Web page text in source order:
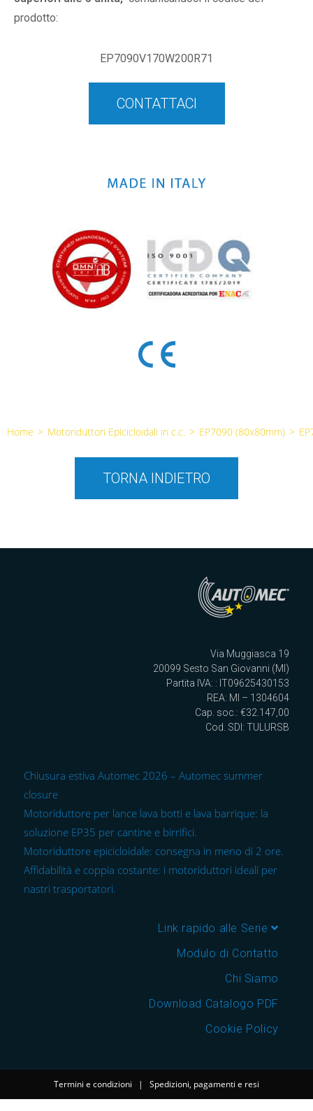
prodotto:
EP7090V170W200R71
CONTATTACI
Home > Motoriduttori Epicicloidali in c.c. > EP7090 (80x80mm) >
TORNA INDIETRO
Via Muggiasca 19
20099 Sesto San Giovanni (MI)
Partita IVA: : IT09625430153
REA: MI – 1304604
Cap. soc.: €32.147,00
Cod. SDI: TULURSB
Chiusura estiva Automec 2026 – Automec summer
closure
Motoriduttore per lance lava botti e lava barrique: la
soluzione EP35 per cantine e birrifici.
Motoriduttore epicicloidale: consegna in meno di 2 ore.
Affidabilità e coppia costante: i motoriduttori ideali per
nastri trasportatori.
Link rapido alle Serie
Modulo di Contatto
Chi Siamo
Download Catalogo PDF
Cookie Policy
Termini e condizioni | Spedizioni, pagamenti e resi